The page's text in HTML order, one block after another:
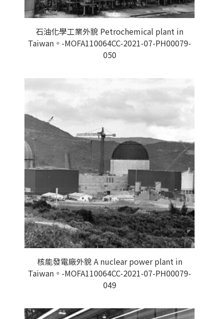
石油化學工業外貌 Petrochemical plant in
Taiwan。-MOFA110064CC-2021-07-PH00079-
050
核能發電廠外貌 A nuclear power plant in
Taiwan。-MOFA110064CC-2021-07-PH00079-
049